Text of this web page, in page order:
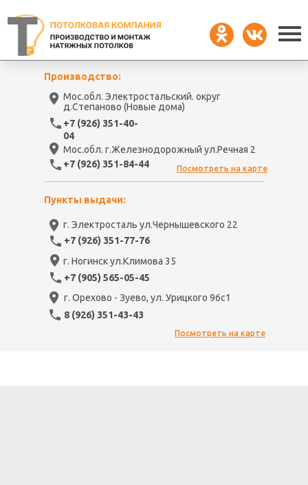
г. Ногинск ул.Климова 35
+7 (905) 565-05-45
г. Орехово - Зуево, ул. Урицкого 96с1
8 (926) 351-43-43
Мос.обл. Электростальский. округ
д.Степаново (Новые дома)
г. Электросталь ул.Чернышевского 22
Мос.обл. г.Железнодорожный ул.Речная 2
Производство:
Пункты выдачи:
+7 (926) 351-40-
04
+7 (926) 351-84-44
+7 (926) 351-77-76
Посмотреть на карте
Посмотреть на карте